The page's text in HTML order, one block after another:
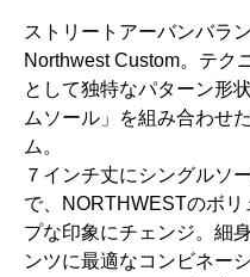
ストリートアーバンバラ
Northwest Custom。テク
として独特なパターン形
ムソール」を組み合わせ
ム。
７インチ丈にシングルソ
で、NORTHWESTのボ
プな印象にチェンジ。細
ンツに最適なコンビネー